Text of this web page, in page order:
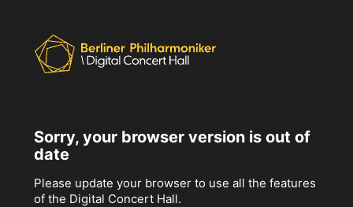
Sorry, your browser version is out of
date
Please update your browser to use all the features
of the Digital Concert Hall.